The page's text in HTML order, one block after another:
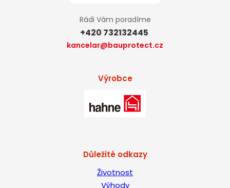
Rádi Vám poradíme
+420 732132445
kancelar@bauprotect.cz
Důležité odkazy
Životnost
Výhody
Výrobce